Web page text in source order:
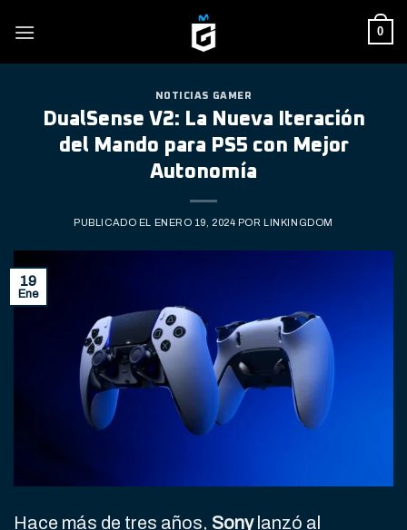
0
NOTICIAS GAMER
DualSense V2: La Nueva Iteración
del Mando para PS5 con Mejor
Autonomía
PUBLICADO EL ENERO 19, 2024 POR LINKINGDOM
19
Ene
Hace más de tres años, Sonylanzó al